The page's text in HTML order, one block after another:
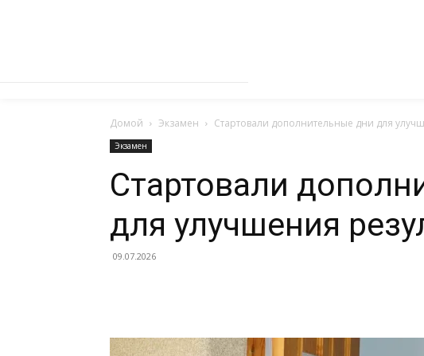
Домой Экзамен Стартовали дополнительные дни для
Экзамен
Стартовали
для улучшения
09.07.2026